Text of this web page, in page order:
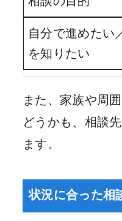
自分で進めたい
を知りたい
また、家族や周
どうかも、相談
ます。
状況に合った相